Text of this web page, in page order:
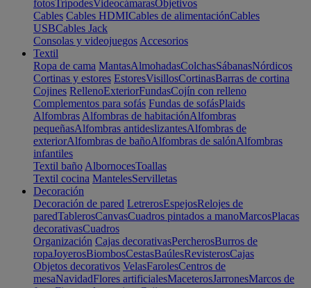
fotosTrípodesVideocámarasObjetivos
Cables Cables HDMICables de alimentaciónCables
USBCables Jack
Consolas y videojuegos Accesorios
Textil
Ropa de cama MantasAlmohadasColchasSábanasNórdicos
Cortinas y estores EstoresVisillosCortinasBarras de cortina
Cojines RellenoExteriorFundasCojín con relleno
Complementos para sofás Fundas de sofásPlaids
Alfombras Alfombras de habitaciónAlfombras
pequeñasAlfombras antideslizantesAlfombras de
exteriorAlfombras de bañoAlfombras de salónAlfombras
infantiles
Textil baño AlbornocesToallas
Textil cocina MantelesServilletas
Decoración
Decoración de pared LetrerosEspejosRelojes de
paredTablerosCanvasCuadros pintados a manoMarcosPlacas
decorativasCuadros
Organización Cajas decorativasPercherosBurros de
ropaJoyerosBiombosCestasBaúlesRevisterosCajas
Objetos decorativos VelasFarolesCentros de
mesaNavidadFlores artificialesMaceterosJarronesMarcos de